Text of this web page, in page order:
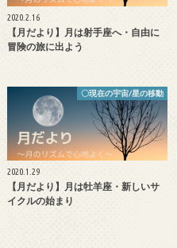
2020.2.16
【月だより】月は射手座へ・自由に
冒険の旅に出よう
〇現在の宇宙/星の移動
2020.1.29
【月だより】月は牡羊座・新しいサ
イクルの始まり